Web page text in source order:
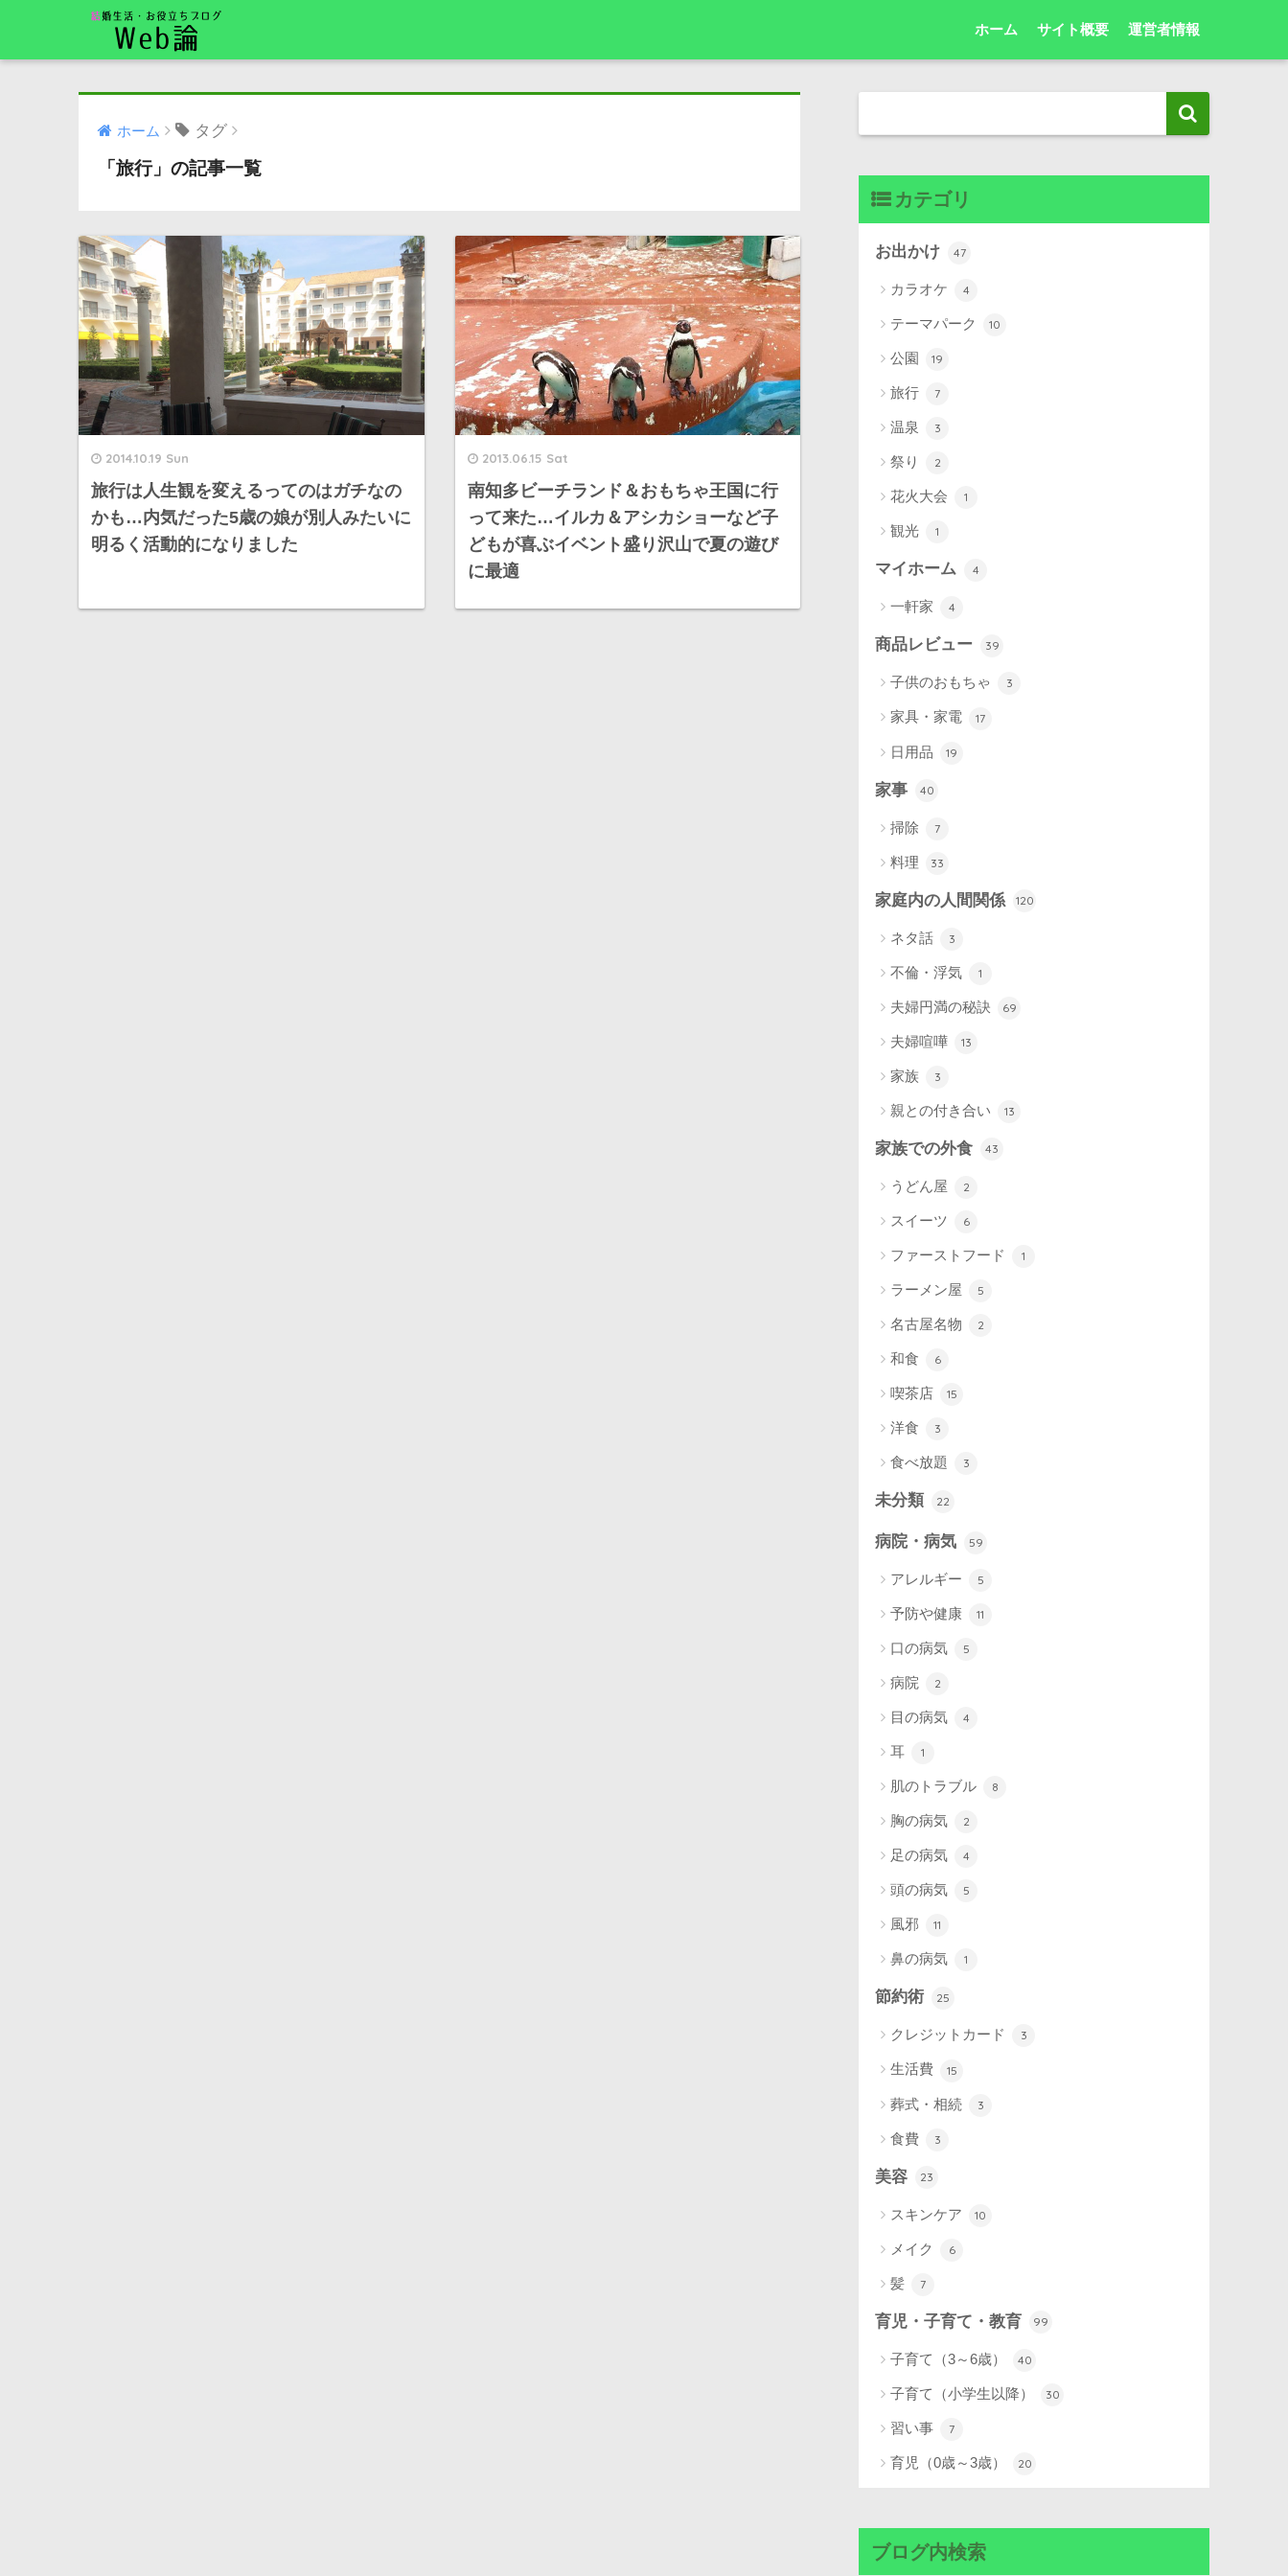
ホーム サイト概要 運営者情報
ホーム タグ
「旅行」の記事一覧
2014.10.19 Sun
旅行は人生観を変えるってのはガチなの
かも…内気だった5歳の娘が別人みたいに
明るく活動的になりました
2013.06.15 Sat
南知多ビーチランド＆おもちゃ王国に行
って来た…イルカ＆アシカショーなど子
どもが喜ぶイベント盛り沢山で夏の遊び
に最適
カテゴリ
お出かけ 47
カラオケ 4
テーマパーク 10
公園 19
旅行 7
温泉 3
祭り 2
花火大会 1
観光 1
マイホーム 4
一軒家 4
商品レビュー 39
子供のおもちゃ 3
家具・家電 17
日用品 19
家事 40
掃除 7
料理 33
家庭内の人間関係 120
ネタ話 3
不倫・浮気 1
夫婦円満の秘訣 69
夫婦喧嘩 13
家族 3
親との付き合い 13
家族での外食 43
うどん屋 2
スイーツ 6
ファーストフード 1
ラーメン屋 5
名古屋名物 2
和食 6
喫茶店 15
洋食 3
食べ放題 3
未分類 22
病院・病気 59
アレルギー 5
予防や健康 11
口の病気 5
病院 2
目の病気 4
耳 1
肌のトラブル 8
胸の病気 2
足の病気 4
頭の病気 5
風邪 11
鼻の病気 1
節約術 25
クレジットカード 3
生活費 15
葬式・相続 3
食費 3
美容 23
スキンケア 10
メイク 6
髪 7
育児・子育て・教育 99
子育て（3～6歳） 40
子育て（小学生以降） 30
習い事 7
育児（0歳～3歳） 20
ブログ内検索